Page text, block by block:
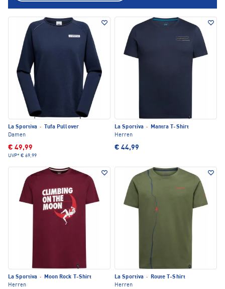
La Sportiva ·
Tufa Pullover
Damen
€ 49,99
UVP* € 69,99
La Sportiva ·
Mantra T-Shirt
Herren
€ 44,99
La Sportiva ·
Moon Rock T-Shirt
Herren
La Sportiva ·
Route T-Shirt
Herren